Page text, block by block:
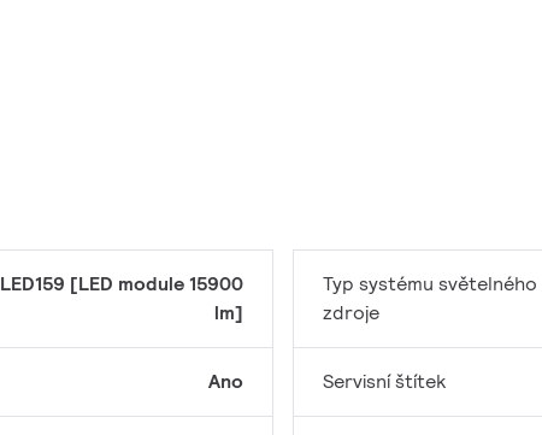
LED159 [LED module 15900
lm]
Ano
Typ systému světelného
zdroje
Servisní štítek